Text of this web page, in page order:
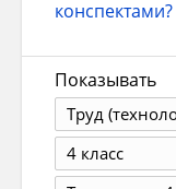
конспектами?
Показывать
Труд
4 класс